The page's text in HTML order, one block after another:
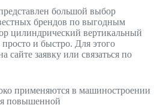
большой выбор
брендов по выгодным
цилиндрический вертикальный
и быстро. Для этого
сайте заявку или связаться по
применяются в машиностроении
повышенной